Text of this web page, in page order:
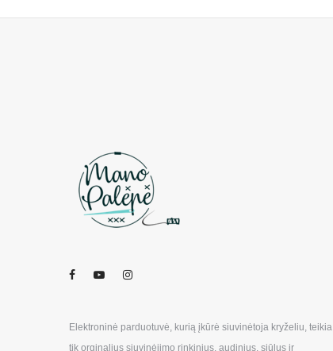
Elektroninė parduotuvė, kurią įkūrė siuvinėtoja kryželiu, teikia
tik orginalius siuvinėjimo rinkinius, audinius, siūlus ir